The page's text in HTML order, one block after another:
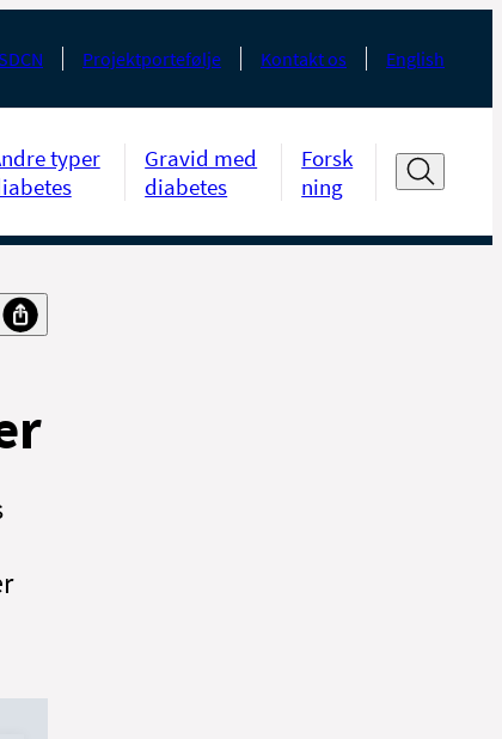
Projektportefølje Kontakt os English
typer
Gravid med
diabetes
Forsk
ning